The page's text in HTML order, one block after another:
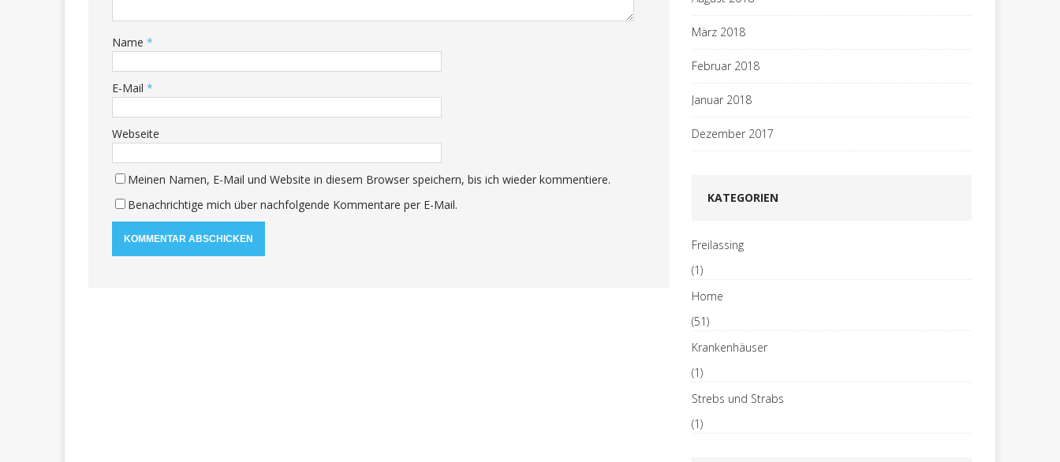
Name *
E-Mail *
Webseite
Meinen Namen, E-Mail und Website in diesem Browser speichern, bis ich wieder kommentiere.
Benachrichtige mich über nachfolgende Kommentare per E-Mail.
März 2018
Februar 2018
Januar 2018
Dezember 2017
KATEGORIEN
Freilassing
(1)
Home
(51)
Krankenhäuser
(1)
Strebs und Strabs
(1)